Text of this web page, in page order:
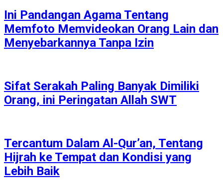
Ini Pandangan Agama Tentang
Memfoto Memvideokan Orang Lain dan
Menyebarkannya Tanpa Izin
Sifat Serakah Paling Banyak Dimiliki
Orang, ini Peringatan Allah SWT
Tercantum Dalam Al-Qur’an, Tentang
Hijrah ke Tempat dan Kondisi yang
Lebih Baik